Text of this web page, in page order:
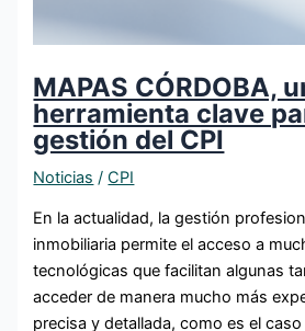
MAPAS CÓRDOBA,
herramienta clave
gestión del CPI
Noticias /CPI
En la actualidad, la gestión
inmobiliaria permite el acceso a
tecnológicas que facilitan algunas
acceder de manera mucho más
precisa y detallada, como es el